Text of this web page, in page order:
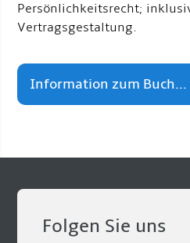
Persönlichkeitsrecht;
Vertragsgestaltung.
Information zum Buch...
Folgen Sie uns